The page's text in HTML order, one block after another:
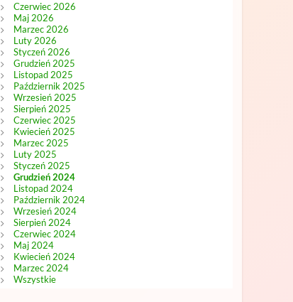
Czerwiec 2026
Maj 2026
Marzec 2026
Luty 2026
Styczeń 2026
Grudzień 2025
Listopad 2025
Październik 2025
Wrzesień 2025
Sierpień 2025
Czerwiec 2025
Kwiecień 2025
Marzec 2025
Luty 2025
Styczeń 2025
Grudzień 2024
Listopad 2024
Październik 2024
Wrzesień 2024
Sierpień 2024
Czerwiec 2024
Maj 2024
Kwiecień 2024
Marzec 2024
Wszystkie